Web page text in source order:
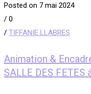
Posted on 7 mai 2024
/ 0
/ TIFFANIE LLABRES
Animation &
SALLE DES FETES